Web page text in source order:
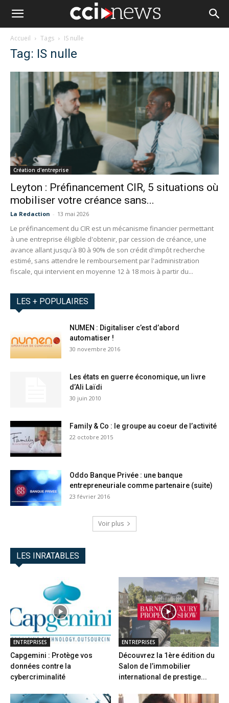
Accueil Tags IS nulle
Tag: IS nulle
Création d'entreprise
Leyton : Préfinancement CIR, 5 situations où
mobiliser votre créance sans...
La Redaction - 13 mai 2026
Le préfinancement du CIR est un mécanisme financier permettant
à une entreprise éligible d'obtenir, par cession de créance, une
avance allant jusqu'à 80 à 90% de son crédit d'impôt recherche
estimé, sans attendre le remboursement par l'administration
fiscale, qui intervient en moyenne 12 à 18 mois à partir du...
LES + POPULAIRES
NUMEN : Digitaliser c’est d’abord
automatiser !
30 novembre 2016
Les états en guerre économique, un livre
d’Ali Laïdi
30 juin 2010
Family & Co : le groupe au coeur de l’activité
22 octobre 2015
Oddo Banque Privée : une banque
entrepreneuriale comme partenaire (suite)
23 février 2016
Voir plus
LES INRATABLES
ENTREPRISES
Capgemini : Protège vos
données contre la
cybercriminalité
ENTREPRISES
Découvrez la 1ère édition du
Salon de l’immobilier
international de prestige...